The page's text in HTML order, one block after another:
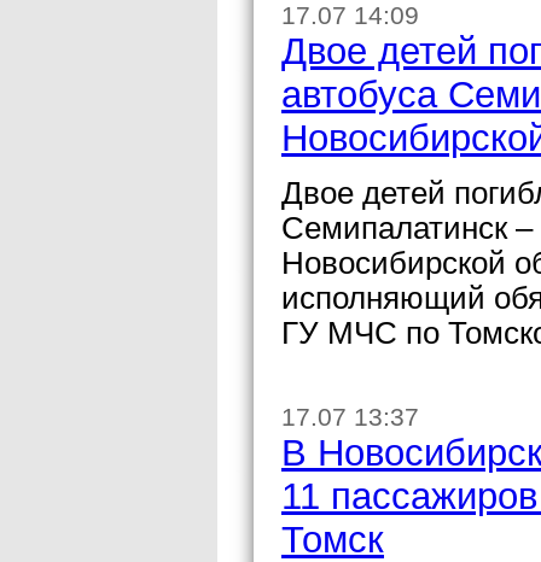
17.07 14:09
Двое детей
автобуса
Двое детей
Семипалатинск
Новосибирской
исполняющий
ГУ МЧС по
17.07 13:37
В
11
Томск